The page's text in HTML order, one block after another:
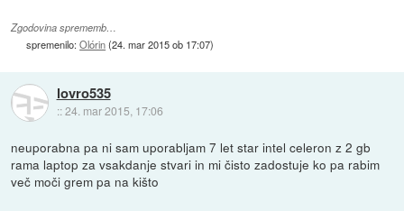
Zgodovina sprememb…
spremenilo:Olórin(24. mar 2015 ob 17:07)
lovro535
::24. mar 2015, 17:06
neuporabna pa ni sam uporabljam 7 let star intel celeron z 2 gb
rama laptop za vsakdanje stvari in mi čisto zadostuje ko pa rabim
več moči grem pa na kišto